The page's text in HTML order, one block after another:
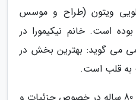
ویتون (طراح و موسس
است. خانم نیکیمورا در
می گوید: بهترین بخش در
به قلب است.